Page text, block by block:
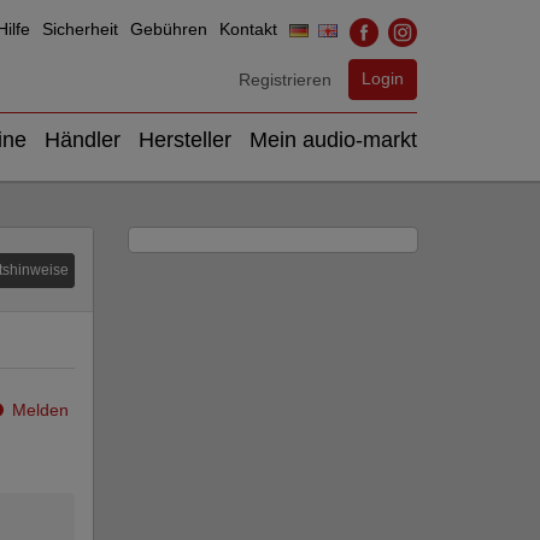
Sicherheit Gebühren Kontakt
Registrieren Login
Händler Hersteller Mein audio-markt
Melden